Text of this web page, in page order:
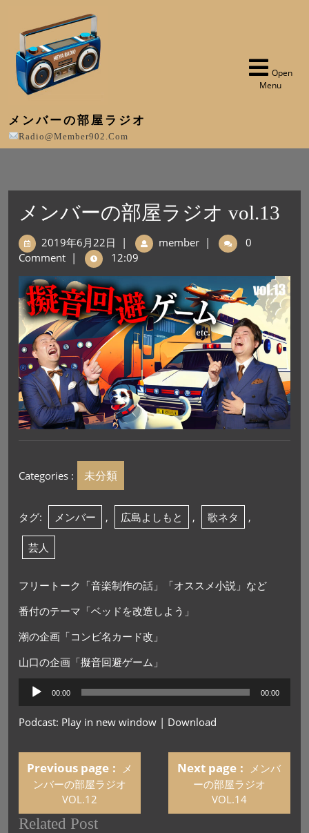
メンバーの部屋ラジオ
Radio@member902.com
Open
Menu
メンバーの部屋ラジオ vol.13
2019年6月22日 | member |
0
Comment | 12:09
Categories : 未分類
タグ: メンバー , 広島よしもと , 歌ネタ ,
芸人
フリートーク「音楽制作の話」「オススメ小説」など
番付のテーマ「ベッドを改造しよう」
潮の企画「コンビ名カード改」
山口の企画「擬音回避ゲーム」
プ
レ
ヤ
ー
00:00 00:00
Podcast: Play in new window | Download
Previous page
メ
ンバーの部屋ラジオ
VOL.12
Next page
メンバ
ーの部屋ラジオ
VOL.14
Related Post